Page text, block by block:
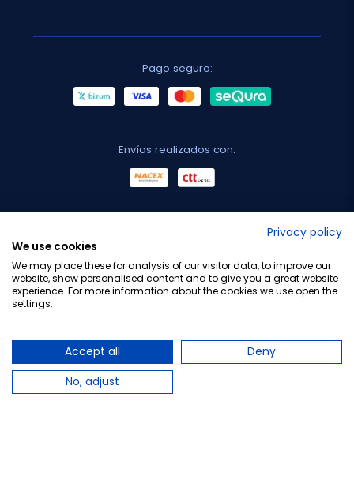
Pago seguro:
Envíos realizados con:
Privacy policy
We use cookies
We may place these for analysis of our visitor data, to improve our
website, show personalised content and to give you a great website
experience. For more information about the cookies we use open the
settings.
Accept all
Deny
No, adjust